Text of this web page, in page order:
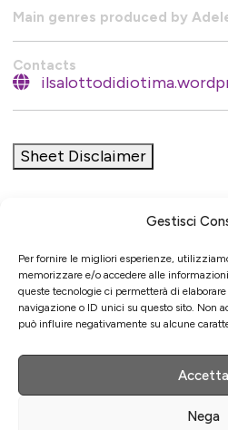
Gestisci
Per fornire le migliori esperienze,
memorizzare e/o accedere alle
queste tecnologie ci permetterà di
navigazione o ID unici su questo sito. Non
può influire negativamente su alcune
Accetta
Nega
Main genres produced by
Contacts
Sheet Disclaimer
Cultural association for the